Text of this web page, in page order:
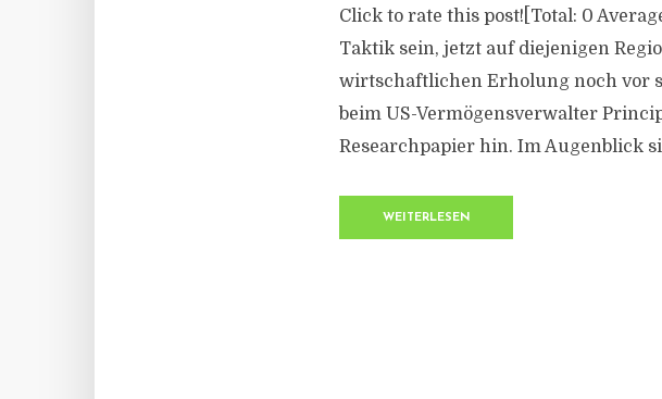
Click to rate this post![Total: 0
Taktik sein, jetzt auf diejenigen
wirtschaftlichen Erholung noch vor
beim US-Vermögensverwalter
Researchpapier hin. Im Augenblick
WEITERLESEN